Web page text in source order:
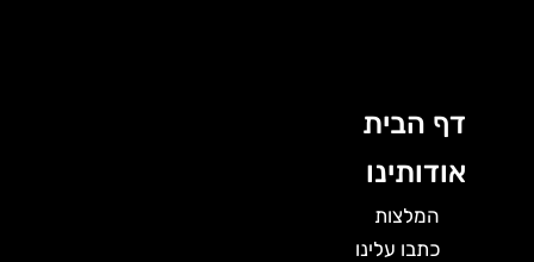
דף הבית
אודותינו
המלצות
כתבו עלינו